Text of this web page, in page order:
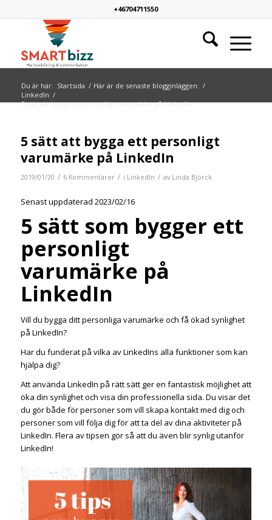
+46704711550
Du är här: Startsida / Här är de senaste blogginläggen: /
LinkedIn /
5 sätt att bygga ett personligt varumärke på LinkedIn
5 sätt att bygga ett personligt
varumärke på LinkedIn
2019/01/20 / 6 Kommentarer / i LinkedIn / av Linda Björck
Senast uppdaterad 2023/02/16
5 sätt som bygger ett
personligt
varumärke på
LinkedIn
Vill du bygga ditt personliga varumärke och få ökad synlighet
på LinkedIn?
Har du funderat på vilka av LinkedIns alla funktioner som kan
hjälpa dig?
Att använda LinkedIn på rätt sätt ger en fantastisk möjlighet att
öka din synlighet och visa din professionella sida. Du visar det
du gör både för personer som vill skapa kontakt med dig och
personer som vill följa dig för att ta del av dina aktiviteter på
LinkedIn. Flera av tipsen gör så att du även blir synlig utanför
LinkedIn!